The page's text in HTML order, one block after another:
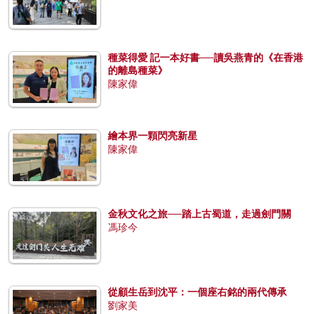
種菜得愛 記一本好書──讀吳燕青的《在香港
的離島種菜》
陳家偉
繪本界一顆閃亮新星
陳家偉
金秋文化之旅──踏上古蜀道，走過劍門關
馮珍今
從顧生岳到沈平：一個座右銘的兩代傳承
劉家美